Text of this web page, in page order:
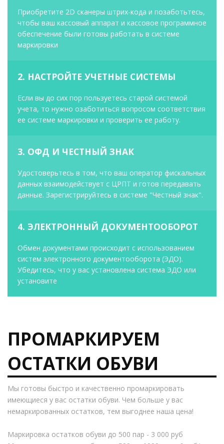
Приобретите 2D сканеры штрих-кода и позаботьтесь,
чтобы ваш кассовый аппарат и кассовое программное
обеспечение были готовы работать в системе
маркировки
2. НАСТРОЙТЕ УЧЕТНЫЕ СИСТЕМЫ
Если вы до сих пор пользуетесь старой системой
учета, то нужно озаботиться вопросом соответствия
ее системе маркировки и проверить ее работу.
3. ОФД И ЧЕСТНЫЙ ЗНАК
Удостоверьтесь в том, что ваш оператор фискальных
данных взаимодействует с ЦРПТ и готов передавать
данные. Зарегистрируйтесь в системе "Честный знак".
4. ЭЛЕКТРОННЫЙ ДОКУМЕНТООБОРОТ
Обмен документами происходит с использованием
систем электронного документооборота (ЭДО).
Убедитесь, что у вас установлена система ЭДО или
установите
ПРОМАРКИРУЕМ
ОСТАТКИ ОБУВИ
Мы готовы быстро и качественно промаркировать
имеющиеся у вас остатки обуви. Чем больше у вас
немаркированных остатков, тем выгоднее наша цена!
Маркировка остатков обуви до 500 пар - 3 000 руб